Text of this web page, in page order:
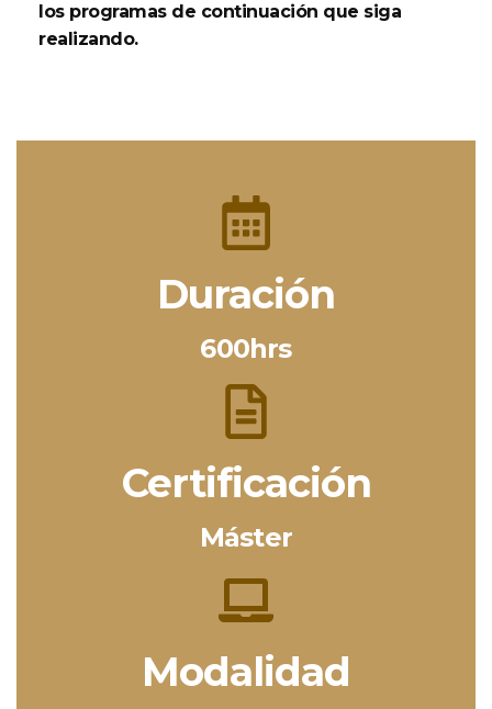
los programas de continuación que siga
realizando.
Duración
600hrs
Certificación
Máster
Modalidad